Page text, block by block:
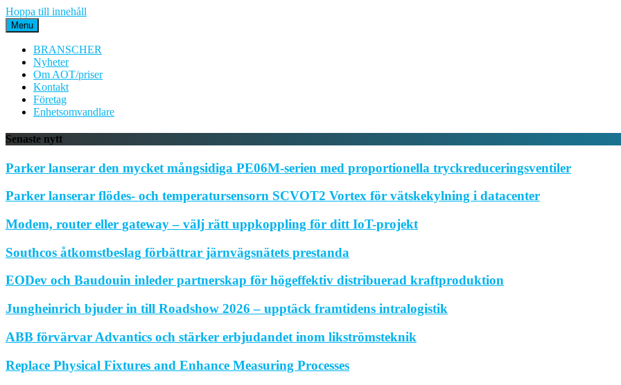
Hoppa till innehåll
Menu
BRANSCHER
Nyheter
Om AOT/priser
Kontakt
Företag
Enhetsomvandlare
Senaste nytt
Parker lanserar den mycket mångsidiga PE06M-serien med proportionella tryckreduceringsventiler
Parker lanserar flödes- och temperatursensorn SCVOT2 Vortex för vätskekylning i datacenter
Modem, router eller gateway – välj rätt uppkoppling för ditt IoT-projekt
Southcos åtkomstbeslag förbättrar järnvägsnätets prestanda
EODev och Baudouin inleder partnerskap för högeffektiv distribuerad kraftproduktion
Jungheinrich bjuder in till Roadshow 2026 – upptäck framtidens intralogistik
ABB förvärvar Advantics och stärker erbjudandet inom likströmsteknik
Replace Physical Fixtures and Enhance Measuring Processes